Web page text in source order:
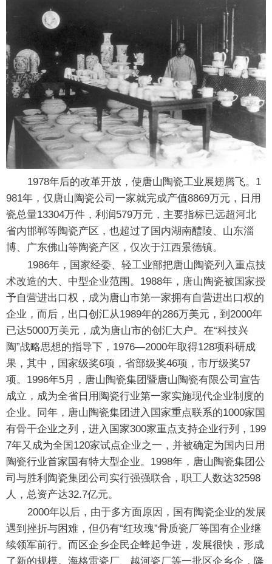
1978年后的改革开放，使唐山陶瓷工业展翅腾飞。1
981年，仅唐山陶瓷公司一家就完成产值8869万元，日用
瓷总量13304万件，利润579万元，主要指标已远超河北
省内邯郸等陶瓷产区，也超过了国内湖南醴陵、山东淄
博、广东佛山等陶瓷产区，仅次于江西景德镇。
1986年，国家经委、轻工业部把唐山陶瓷列入重点技
术改造的大、中型企业范围。1988年，唐山陶瓷被国家授
予自营进出口权，成为唐山市第一家拥有自营进出口权的
企业，而后，出口创汇从1989年的286万美元，到2000年
已达5000万美元，成为唐山市的创汇大户。在“科技兴
陶”战略思想的指导下，1976—2000年取得128项科研成
果，其中，国家级奖6项，省部级奖46项，市厅级奖57
项。1996年5月，唐山陶瓷集团暨唐山陶瓷有限公司宣告
成立，成为全省日用陶瓷行业第一家实施现代企业制度的
企业。同年，唐山陶瓷集团进入国家重点联系的1000家国
有骨干企业之列，进入国家300家重点支持企业行列，199
7年又成为全国120家试点企业之一，并被确定为国内日用
陶瓷行业首家国有特大型企业。1998年，唐山陶瓷集团公
司与胜利陶瓷集团公司实行强强联合，职工人数达32598
人，总资产达32.7亿元。
2000年以后，由于多方面原因，国有陶瓷企业的发展
遇到挫折与困难，但仍有“红玫瑰”骨质瓷厂等国有企业继
续领军前行。而区企乡企民企蜂起争进，发展很快，形成
了新的规模。海格雷瓷厂、越河瓷厂等一批区企乡企，隆